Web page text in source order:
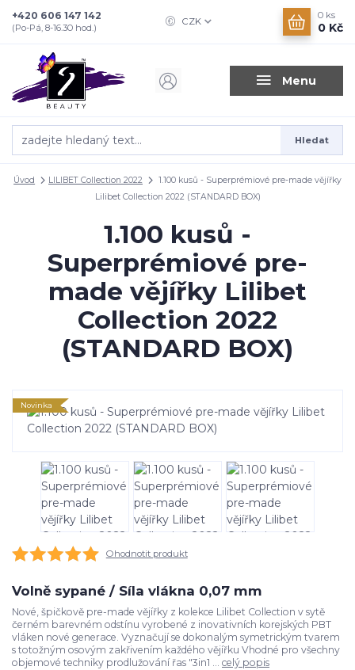
Menu
CZK
Hledat
+420 606 147 142
(Po-Pá, 8-16.30 hod.)
0 ks
0 Kč
Úvod LILIBET Collection 2022
1.100 kusů - Superprémiové pre-made vějířky
Lilibet Collection 2022 (STANDARD BOX)
1.100 kusů -
Superprémiové pre-
made vějířky Lilibet
Collection 2022
(STANDARD BOX)
Novinka
Ohodnotit produkt
Volně sypané / Síla vlákna 0,07 mm
Nové, špičkově pre-made vějířky z kolekce Lilibet Collection v sytě
černém barevném odstínu vyrobené z inovativních korejských PBT
vláken nové generace. Vyznačují se dokonalým symetrickým tvarem
s totožným osovým zakřivením každého vějířku Vhodné pro všechny
objemové techniky prodlužování řas "3in1 ... celý popis